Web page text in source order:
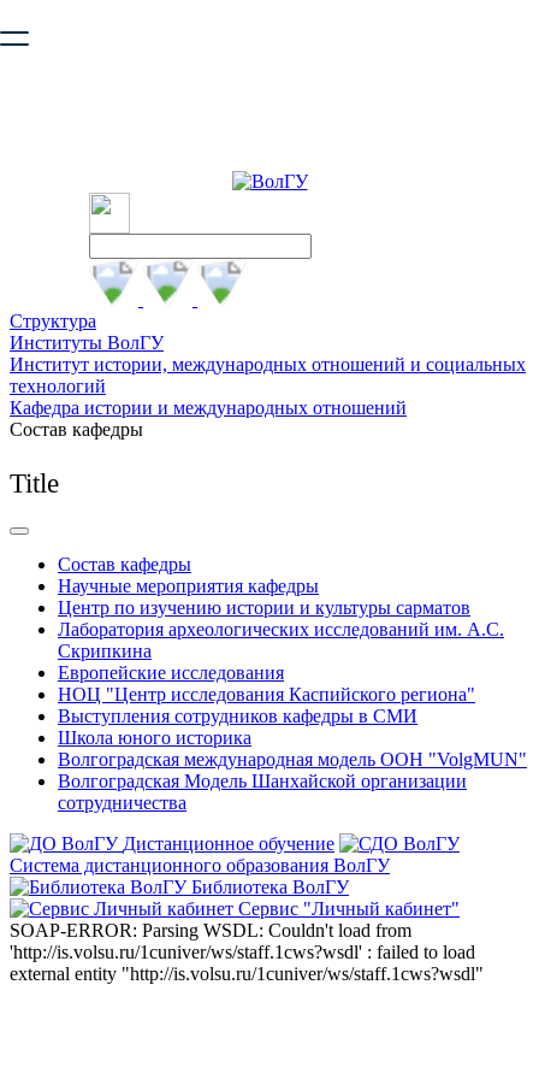
безопасную работу с сайтом. Пожалуйста
Структура
Институты ВолГУ
Институт истории, международных отношений и социальных
технологий
Кафедра истории и международных отношений
Состав кафедры
Title
Состав кафедры
Научные мероприятия кафедры
Центр по изучению истории и культуры сарматов
Лаборатория археологических исследований им. А.С.
Скрипкина
Европейские исследования
НОЦ "Центр исследования Каспийского региона"
Выступления сотрудников кафедры в СМИ
Школа юного историка
Волгоградская международная модель ООН "VolgMUN"
Волгоградская Модель Шанхайской организации
сотрудничества
Дистанционное обучение
Система дистанционного образования ВолГУ
Библиотека ВолГУ
Сервис "Личный кабинет"
SOAP-ERROR: Parsing WSDL: Couldn't load from
'http://is.volsu.ru/1cuniver/ws/staff.1cws?wsdl' : failed to load
external entity "http://is.volsu.ru/1cuniver/ws/staff.1cws?wsdl"